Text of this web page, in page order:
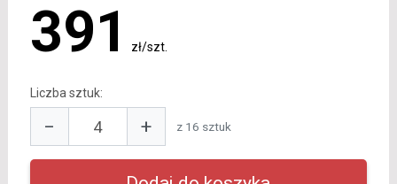
391 zł/szt.
Liczba sztuk:
− + z 16 sztuk